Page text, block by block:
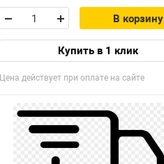
В корзину
Купить в 1 клик
Цена действует при оплате на сайте